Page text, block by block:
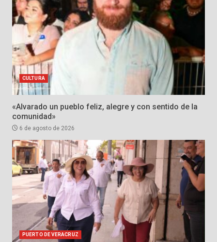
CULTURA
«Alvarado un pueblo feliz, alegre y con sentido de la
comunidad»
6 de agosto de 2026
PUERTO DE VERACRUZ